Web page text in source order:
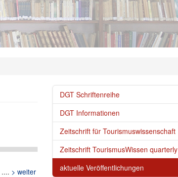
DGT Schriftenreihe
DGT Informationen
Zeitschrift für Tourismuswissenschaft
Zeitschrift TourismusWissen quarterly
aktuelle Veröffentlichungen
.... > weiter